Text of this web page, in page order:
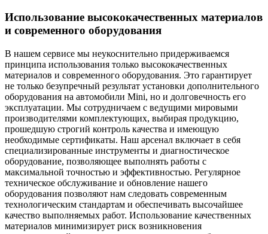
Использование высококачественных материалов
и современного оборудования
В нашем сервисе мы неукоснительно придерживаемся
принципа использования только высококачественных
материалов и современного оборудования. Это гарантирует
не только безупречный результат установки дополнительного
оборудования на автомобили Mini, но и долговечность его
эксплуатации. Мы сотрудничаем с ведущими мировыми
производителями комплектующих, выбирая продукцию,
прошедшую строгий контроль качества и имеющую
необходимые сертификаты. Наш арсенал включает в себя
специализированные инструменты и диагностическое
оборудование, позволяющее выполнять работы с
максимальной точностью и эффективностью. Регулярное
техническое обслуживание и обновление нашего
оборудования позволяют нам следовать современным
технологическим стандартам и обеспечивать высочайшее
качество выполняемых работ. Использование качественных
материалов минимизирует риск возникновения